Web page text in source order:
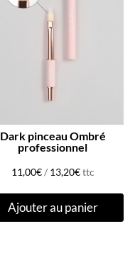
Dark pinceau Ombré
professionnel
11,00€/ 13,20€ttc
Ajouter au panier